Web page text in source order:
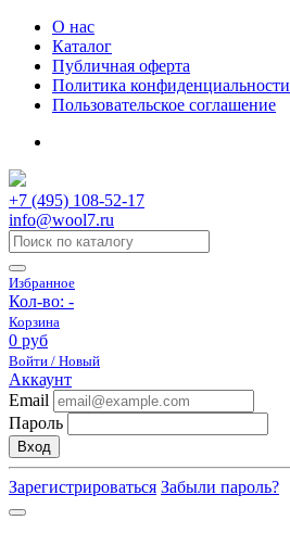
О нас
Каталог
Публичная оферта
Политика конфиденциальности
Пользовательское соглашение
+7 (495) 108-52-17
info@wool7.ru
Избранное
Кол-во: -
Корзина
0 руб
Войти / Новый
Аккаунт
Email
Пароль
Вход
Зарегистрироваться Забыли пароль?